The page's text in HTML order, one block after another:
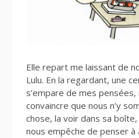
Elle repart me laissant de
Lulu. En la regardant, une
s’empare de mes
convaincre que nous n’y
chose, la voir dans sa
nous empêche de penser à